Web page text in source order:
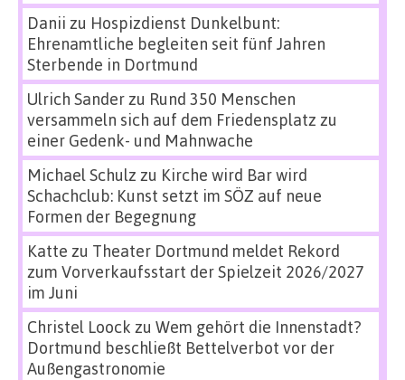
Danii zu Hospizdienst Dunkelbunt:
Ehrenamtliche begleiten seit fünf Jahren
Sterbende in Dortmund
Ulrich Sanderzu Rund 350 Menschen
versammeln sich auf dem Friedensplatz zu
einer Gedenk- und Mahnwache
Michael Schulz zu Kirche wird Bar wird
Schachclub: Kunst setzt im SÖZ auf neue
Formen der Begegnung
Katte zu Theater Dortmund meldet Rekord
zum Vorverkaufsstart der Spielzeit 2026/2027
im Juni
Christel Loock zu Wem gehört die Innenstadt?
Dortmund beschließt Bettelverbot vor der
Außengastronomie